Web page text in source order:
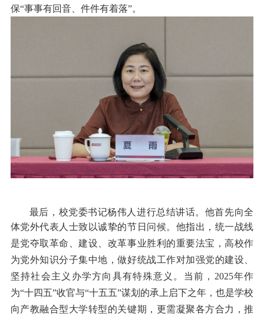
保“事事有回音、件件有着落”。
最后，校党委书记杨伟人进行总结讲话。他首先向全
体党外代表人士致以诚挚的节日问候。 他指出，统一战线
是党夺取革命、建设、改革事业胜利的重要法宝，高校作
为党外知识分子集中地，做好统战工作对加强党的建设、
坚持社会主义办学方向具有特殊意义。当前， 2025年作
为“十四五”收官与“十五五”谋划的承上启下之年，也是学校
向产教融合型大学转型的关键期，更需凝聚各方合力，推